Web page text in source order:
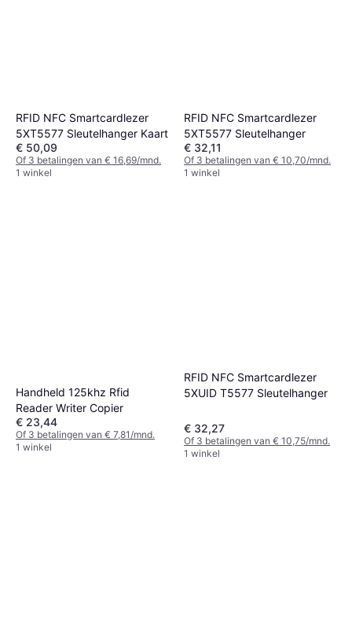
RFID NFC Smartcardlezer
5XT5577 Sleutelhanger Kaart
€ 50,09
Of 3 betalingen van € 16,69/mnd.
1 winkel
RFID NFC Smartcardlezer
5XT5577 Sleutelhanger
€ 32,11
Of 3 betalingen van € 10,70/mnd.
1 winkel
Handheld 125khz Rfid
Reader Writer Copier
€ 23,44
Of 3 betalingen van € 7,81/mnd.
1 winkel
RFID NFC Smartcardlezer
5XUID T5577 Sleutelhanger
€ 32,27
Of 3 betalingen van € 10,75/mnd.
1 winkel